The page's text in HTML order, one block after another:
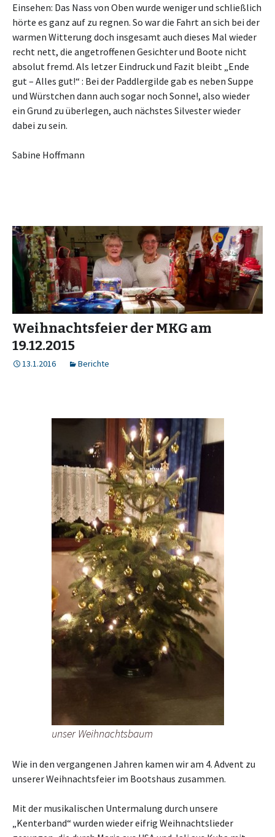
Einsehen: Das Nass von Oben wurde weniger und schließlich
hörte es ganz auf zu regnen. So war die Fahrt an sich bei der
warmen Witterung doch insgesamt auch dieses Mal wieder
recht nett, die angetroffenen Gesichter und Boote nicht
absolut fremd. Als letzer Eindruck und Fazit bleibt „Ende
gut – Alles gut!“ : Bei der Paddlergilde gab es neben Suppe
und Würstchen dann auch sogar noch Sonne!, also wieder
ein Grund zu überlegen, auch nächstes Silvester wieder
dabei zu sein.
Sabine Hoffmann
Weihnachtsfeier der MKG am
19.12.2015
13.1.2016 Berichte
unser Weihnachtsbaum
Wie in den vergangenen Jahren kamen wir am 4. Advent zu
unserer Weihnachtsfeier im Bootshaus zusammen.
Mit der musikalischen Untermalung durch unsere
„Kenterband“ wurden wieder eifrig Weihnachtslieder